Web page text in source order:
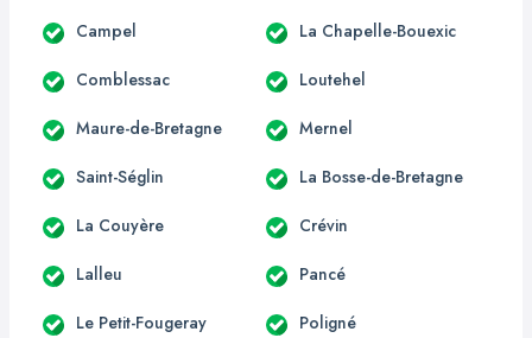
Campel La Chapelle-Bouexic
Comblessac Loutehel
Maure-de-Bretagne Mernel
Saint-Séglin La Bosse-de-Bretagne
La Couyère Crévin
Lalleu Pancé
Le Petit-Fougeray Poligné